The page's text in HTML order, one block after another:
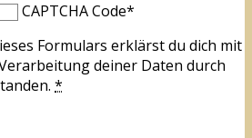
CAPTCHA Code*
Formulars erklärst du dich mit
deiner Daten durch
*